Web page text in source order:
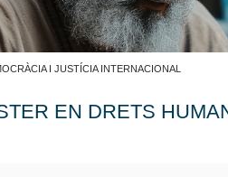
I JUSTÍCIA INTERNACIONAL
EN DRETS